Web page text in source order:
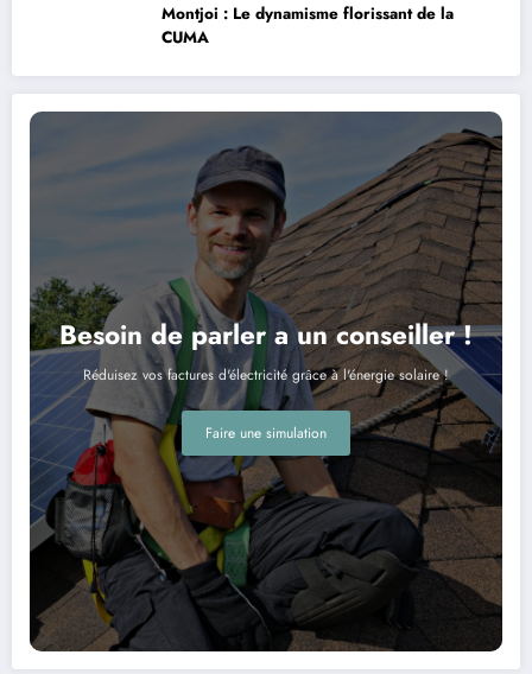
Montjoi : Le dynamisme florissant de la
CUMA
Besoin de parler a un conseiller !
Réduisez vos factures d'électricité grâce à l'énergie solaire !
Faire une simulation